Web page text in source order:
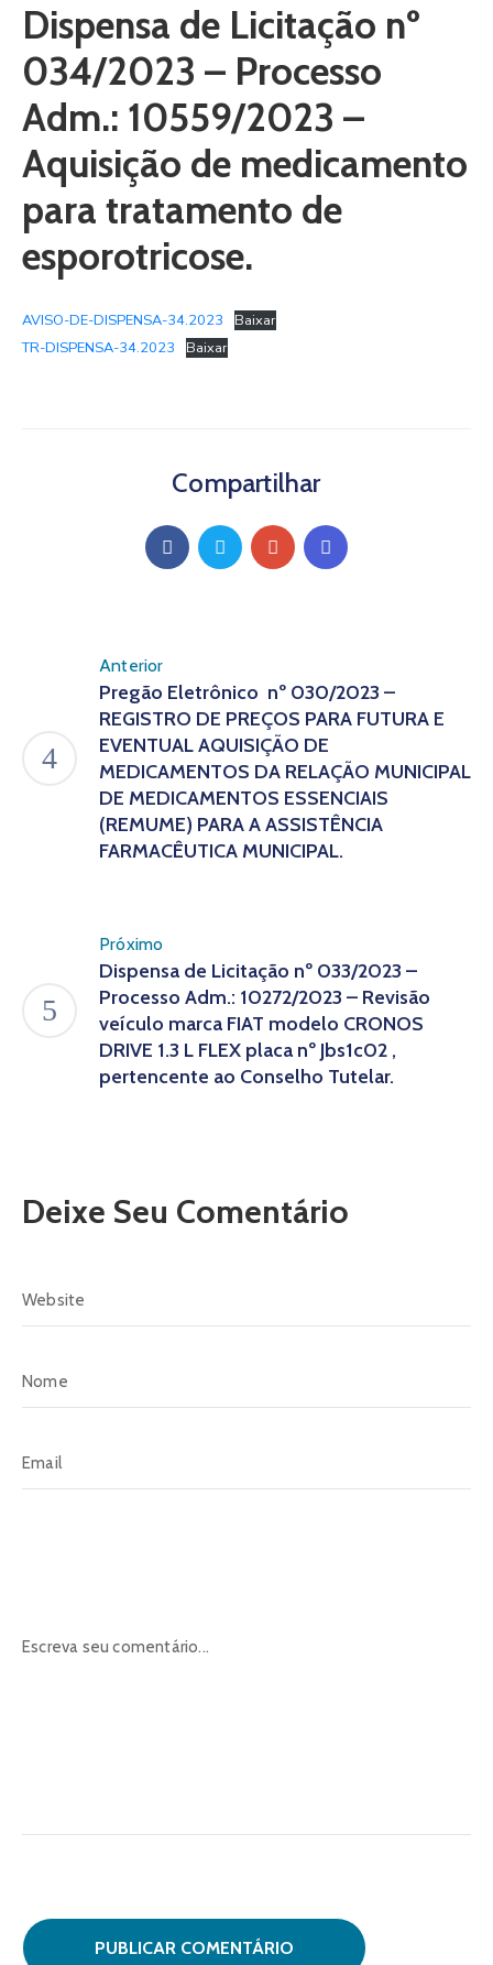
Dispensa de Licitação nº
034/2023 – Processo
Adm.: 10559/2023 –
Aquisição de medicamento
para tratamento de
esporotricose.
AVISO-DE-DISPENSA-34.2023
Baixar
TR-DISPENSA-34.2023
Baixar
Compartilhar
Anterior
Pregão Eletrônico nº 030/2023 –
REGISTRO DE PREÇOS PARA FUTURA E
EVENTUAL AQUISIÇÃO DE
MEDICAMENTOS DA RELAÇÃO MUNICIPAL
DE MEDICAMENTOS ESSENCIAIS
(REMUME) PARA A ASSISTÊNCIA
FARMACÊUTICA MUNICIPAL.
Próximo
Dispensa de Licitação nº 033/2023 –
Processo Adm.: 10272/2023 – Revisão
veículo marca FIAT modelo CRONOS
DRIVE 1.3 L FLEX placa nº Jbs1c02 ,
pertencente ao Conselho Tutelar.
Deixe Seu Comentário